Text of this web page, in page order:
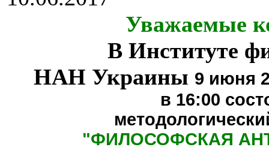
Уважаемые
В Институте
НАН Украины 9 июня
в 16:00
"ФИЛОСОФСКАЯ